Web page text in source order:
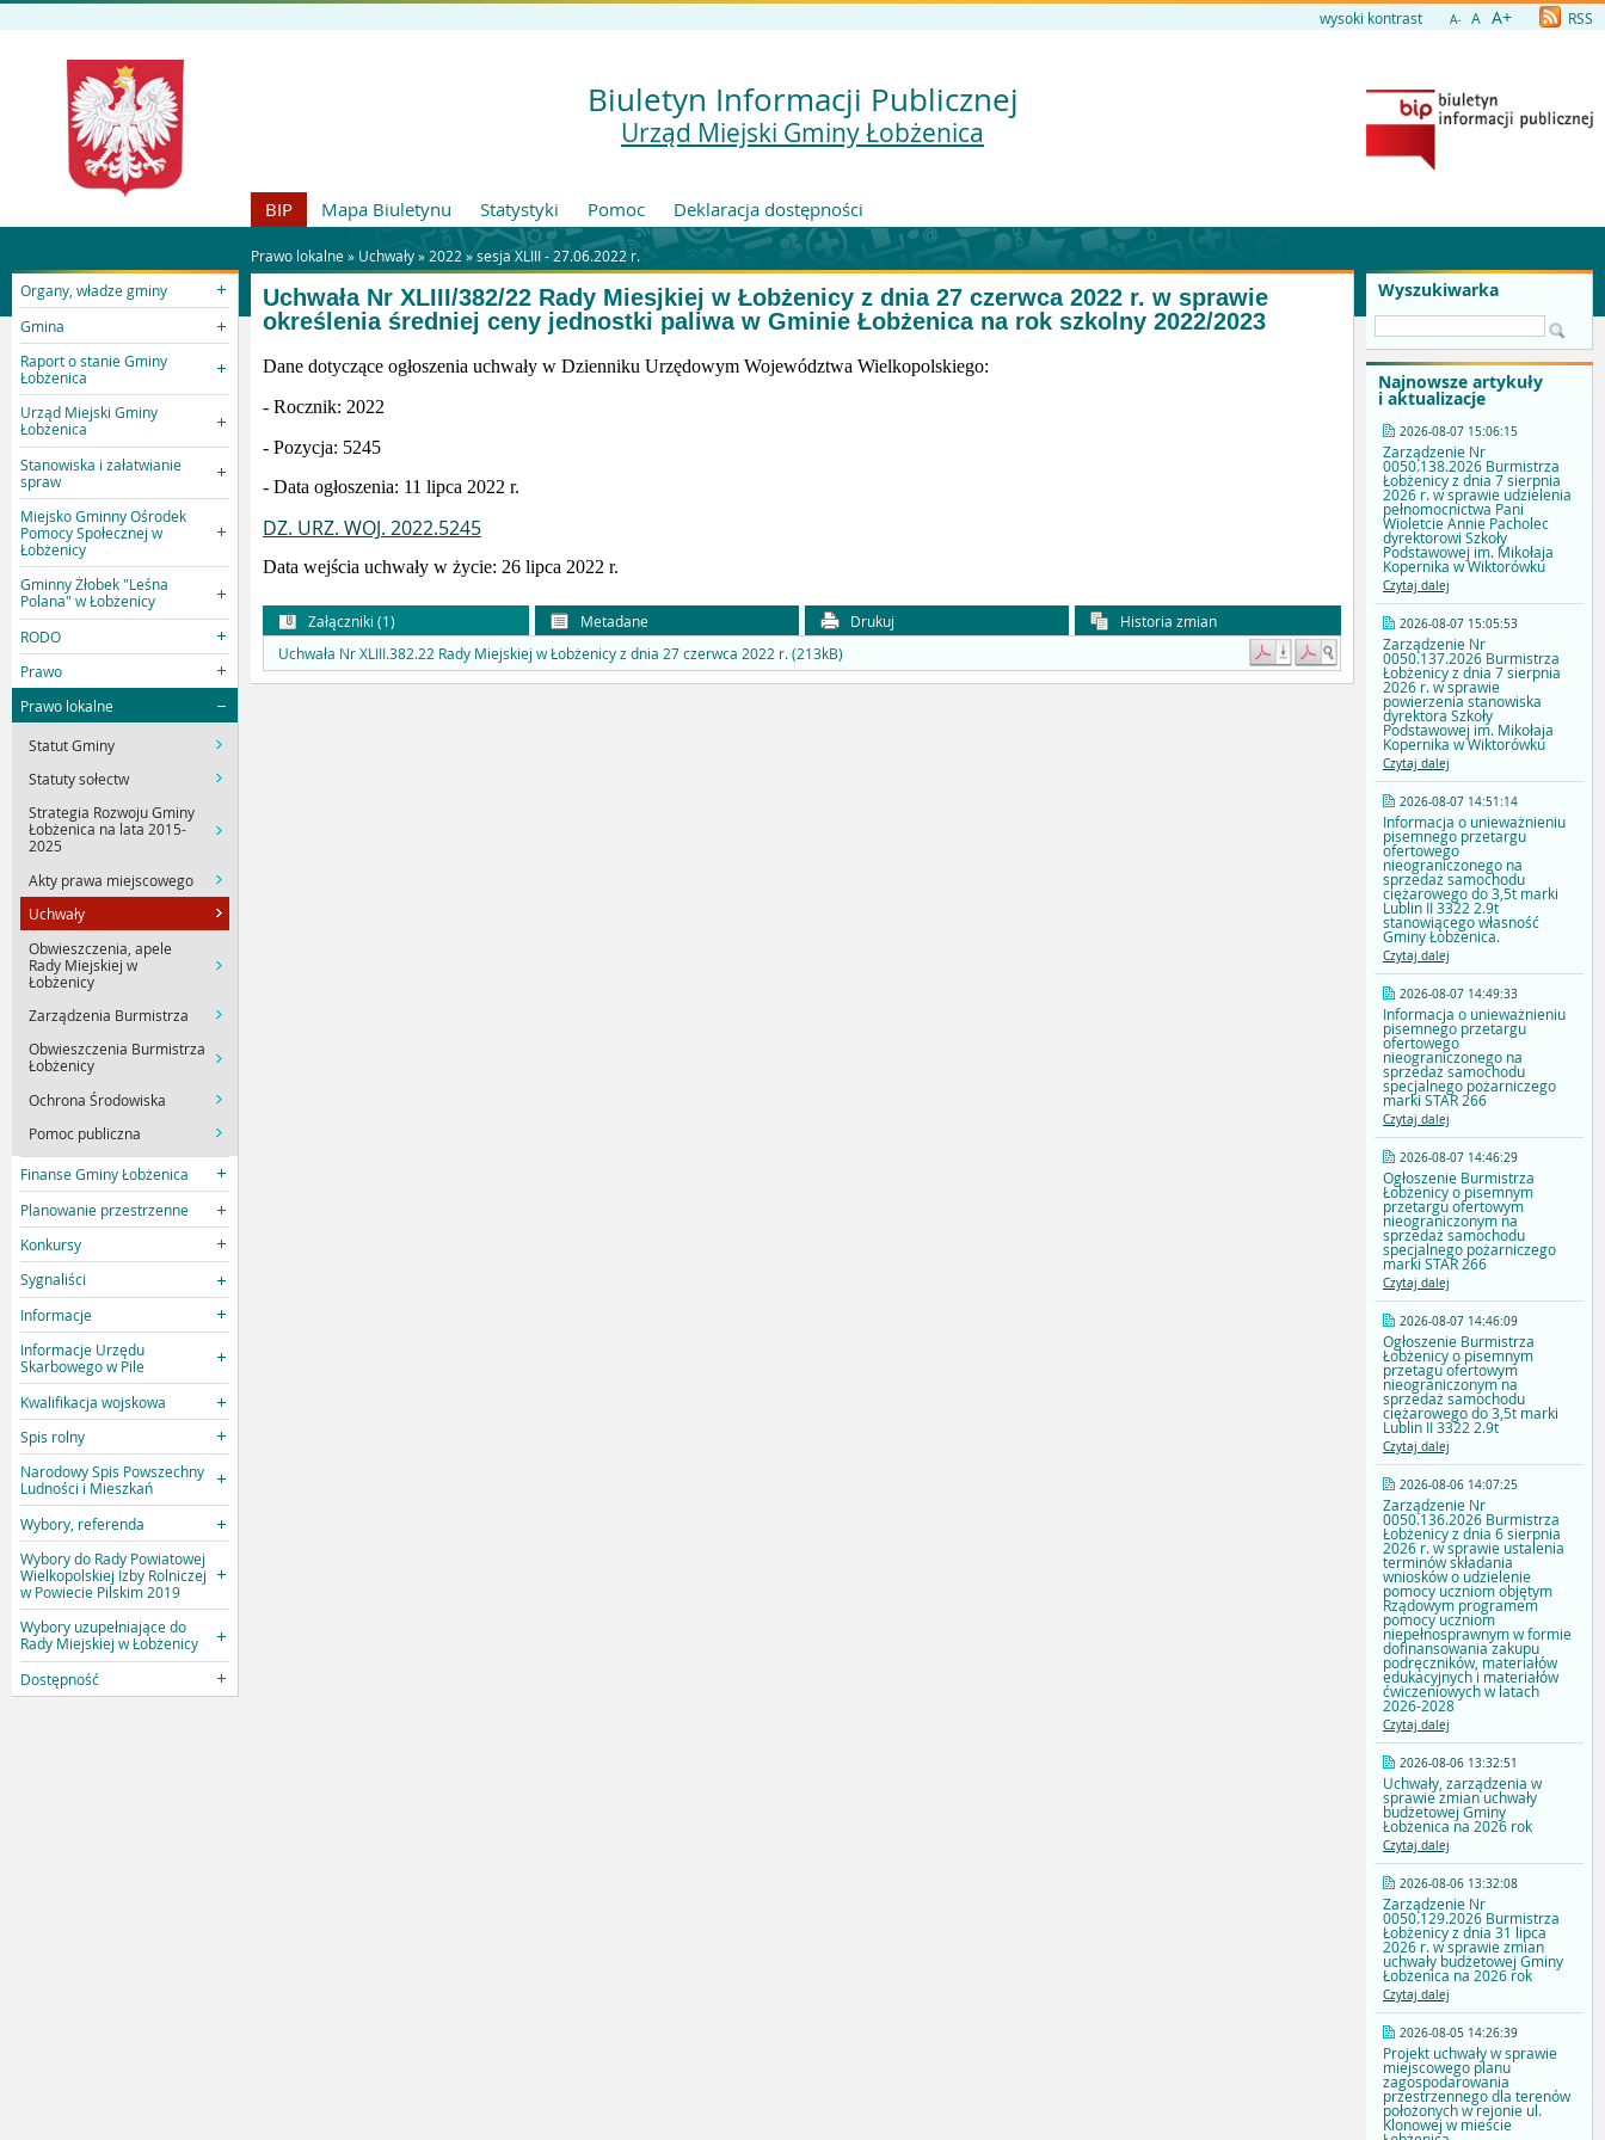
wysoki kontrast A- A A+ RSS
Biuletyn Informacji Publicznej
Urząd Miejski Gminy Łobżenica
BIP Mapa Biuletynu Statystyki Pomoc Deklaracja dostępności
Prawo lokalne » Uchwały» 2022 »sesja XLIII - 27.06.2022 r.
Organy, władze gminy
Gmina
Raport o stanie Gminy
Łobżenica
Urząd Miejski Gminy
Łobżenica
Stanowiska i załatwianie
spraw
Miejsko Gminny Ośrodek
Pomocy Społecznej w
Łobżenicy
Gminny Żłobek "Leśna
Polana" w Łobżenicy
RODO
Prawo
Prawo lokalne
Statut Gminy
Statuty sołectw
Strategia Rozwoju Gminy
Łobżenica na lata 2015-
2025
Akty prawa miejscowego
Uchwały
Obwieszczenia, apele
Rady Miejskiej w
Łobżenicy
Zarządzenia Burmistrza
Obwieszczenia Burmistrza
Łobżenicy
Ochrona Środowiska
Pomoc publiczna
Finanse Gminy Łobżenica
Planowanie przestrzenne
Konkursy
Sygnaliści
Informacje
Informacje Urzędu
Skarbowego w Pile
Kwalifikacja wojskowa
Spis rolny
Narodowy Spis Powszechny
Ludności i Mieszkań
Wybory, referenda
Wybory do Rady Powiatowej
Wielkopolskiej Izby Rolniczej
w Powiecie Pilskim 2019
Wybory uzupełniające do
Rady Miejskiej w Łobżenicy
Dostępność
Wyszukiwarka
Najnowsze artykuły
i aktualizacje
2026-08-07 15:06:15
Zarządzenie Nr
0050.138.2026 Burmistrza
Łobżenicy z dnia 7 sierpnia
2026 r. w sprawie udzielenia
pełnomocnictwa Pani
Wioletcie Annie Pacholec
dyrektorowi Szkoły
Podstawowej im. Mikołaja
Kopernika w Wiktorówku
Czytaj dalej
2026-08-07 15:05:53
Zarządzenie Nr
0050.137.2026 Burmistrza
Łobżenicy z dnia 7 sierpnia
2026 r. w sprawie
powierzenia stanowiska
dyrektora Szkoły
Podstawowej im. Mikołaja
Kopernika w Wiktorówku
Czytaj dalej
2026-08-07 14:51:14
Informacja o unieważnieniu
pisemnego przetargu
ofertowego
nieograniczonego na
sprzedaż samochodu
ciężarowego do 3,5t marki
Lublin II 3322 2.9t
stanowiącego własność
Gminy Łobżenica.
Czytaj dalej
2026-08-07 14:49:33
Informacja o unieważnieniu
pisemnego przetargu
ofertowego
nieograniczonego na
sprzedaż samochodu
specjalnego pożarniczego
marki STAR 266
Czytaj dalej
2026-08-07 14:46:29
Ogłoszenie Burmistrza
Łobżenicy o pisemnym
przetargu ofertowym
nieograniczonym na
sprzedaż samochodu
specjalnego pożarniczego
marki STAR 266
Czytaj dalej
2026-08-07 14:46:09
Ogłoszenie Burmistrza
Łobżenicy o pisemnym
przetagu ofertowym
nieograniczonym na
sprzedaż samochodu
ciężarowego do 3,5t marki
Lublin II 3322 2.9t
Czytaj dalej
2026-08-06 14:07:25
Zarządzenie Nr
0050.136.2026 Burmistrza
Łobżenicy z dnia 6 sierpnia
2026 r. w sprawie ustalenia
terminów składania
wniosków o udzielenie
pomocy uczniom objętym
Rządowym programem
pomocy uczniom
niepełnosprawnym w formie
dofinansowania zakupu
podręczników, materiałów
edukacyjnych i materiałów
ćwiczeniowych w latach
2026-2028
Czytaj dalej
2026-08-06 13:32:51
Uchwały, zarządzenia w
sprawie zmian uchwały
budżetowej Gminy
Łobżenica na 2026 rok
Czytaj dalej
2026-08-06 13:32:08
Zarządzenie Nr
0050.129.2026 Burmistrza
Łobżenicy z dnia 31 lipca
2026 r. w sprawie zmian
uchwały budżetowej Gminy
Łobżenica na 2026 rok
Czytaj dalej
2026-08-05 14:26:39
Projekt uchwały w sprawie
miejscowego planu
zagospodarowania
przestrzennego dla terenów
położonych w rejonie ul.
Klonowej w mieście
Uchwała Nr XLIII/382/22 Rady Miesjkiej w Łobżenicy z dnia 27 czerwca 2022 r. w sprawie
określenia średniej ceny jednostki paliwa w Gminie Łobżenica na rok szkolny 2022/2023
Dane dotyczące ogłoszenia uchwały w Dzienniku Urzędowym Województwa Wielkopolskiego:
- Rocznik: 2022
- Pozycja: 5245
- Data ogłoszenia: 11 lipca 2022 r.
DZ. URZ. WOJ. 2022.5245
Data wejścia uchwały w życie: 26 lipca 2022 r.
Załączniki (1) Metadane Drukuj
Historia zmian
Uchwała Nr XLIII.382.22 Rady Miejskiej w Łobżenicy z dnia 27 czerwca 2022 r. (213kB)